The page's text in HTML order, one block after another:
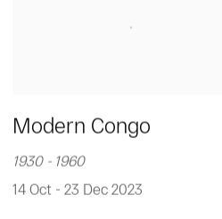
Modern Congo
1930 - 1960
14 Oct - 23 Dec 2023